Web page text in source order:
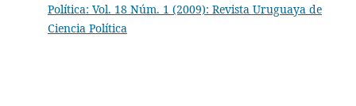
Política: Vol. 18 Núm. 1 (2009): Revista Uruguaya de
Ciencia Política